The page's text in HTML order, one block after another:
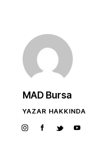
MAD Bursa
YAZAR HAKKINDA